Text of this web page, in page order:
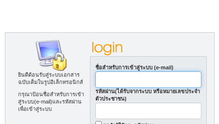
ชื่อสำหรับการเข้าสู่ระบบ (e-mail)
รหัสผ่าน(ได้รับจากระบบ หรือหมายเลขประจำ
ตัวประชาชน)
ยินดีต้อนรับสู่ระบบเอกสาร
ฉบับเต็มในรูปอิเล็กทรอนิกส์
กรุณาป้อนชื่อสำหรับการเข้า
สู่ระบบ(e-mail)และรหัสผ่าน
เพื่อเข้าสู่ระบบ